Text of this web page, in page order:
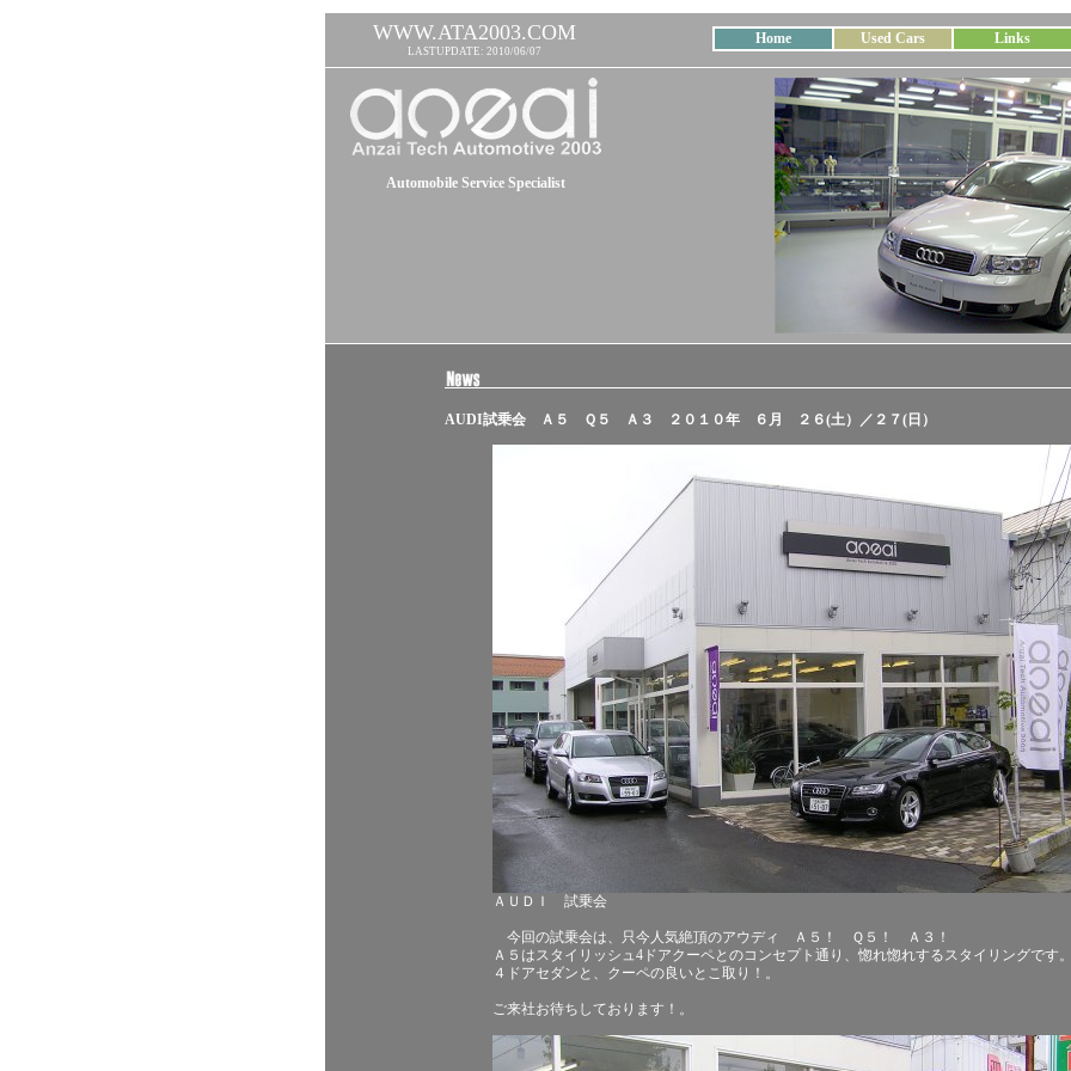
WWW.ATA2003.COM
LASTUPDATE: 2010/06/07
Home Used Cars Links
Automobile Service Specialist
AUDI試乗会 Ａ５ Ｑ５ Ａ３ ２０１０年 ６月 ２６(土）／２７(日）
ＡＵＤＩ 試乗会
今回の試乗会は、只今人気絶頂のアウディ Ａ５！ Ｑ５！ Ａ３！
Ａ５はスタイリッシュ4ドアクーペとのコンセプト通り、惚れ惚れするスタイリングです
４ドアセダンと、クーペの良いとこ取り！。
ご来社お待ちしております！。